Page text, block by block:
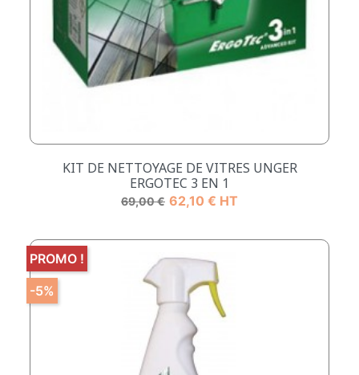
KIT DE NETTOYAGE DE VITRES UNGER
ERGOTEC 3 EN 1
Prix de base
69,00 € Prix
62,10 € HT
PROMO !
-5%